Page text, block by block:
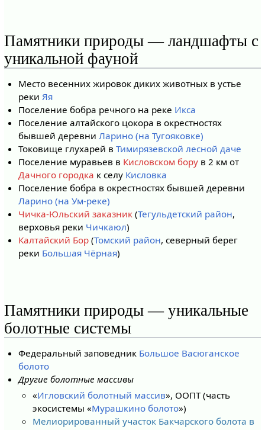
Памятники природы — ландшафты с
уникальной фауной
Место весенних жировок диких животных в устье
рекиЯя
Поселение бобра речного на реке Икса
Поселение алтайского цокора в окрестностях
бывшей деревниЛарино (на Тугояковке)
Токовище глухарей вТимирязевской лесной даче
Поселение муравьев в Кисловском бору в 2 км от
Дачного городка к селу Кисловка
Поселение бобра в окрестностях бывшей деревни
Ларино (на Ум-реке)
Чичка-Юльский заказник (Тегульдетский район,
верховья реки Чичкаюл)
Калтайский Бор (Томский район, северный берег
реки Большая Чёрная)
Памятники природы — уникальные
болотные системы
Федеральный заповедник Большое Васюганское
болото
Другие болотные массивы
«Игловский болотный массив», ООПТ (часть
экосистемы «Мурашкино болото»)
Мелиорированный участок Бакчарского болота в